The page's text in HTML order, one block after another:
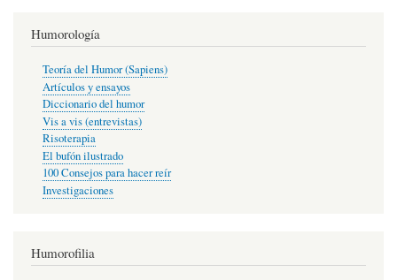
Humorología
Teoría del Humor (Sapiens)
Artículos y ensayos
Diccionario del humor
Vis a vis (entrevistas)
Risoterapia
El bufón ilustrado
100 Consejos para hacer reír
Investigaciones
Humorofilia